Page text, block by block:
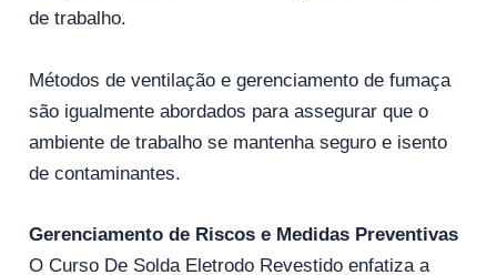
de trabalho.
Métodos de ventilação e gerenciamento de fumaça
são igualmente abordados para assegurar que o
ambiente de trabalho se mantenha seguro e isento
de contaminantes.
Gerenciamento de Riscos e Medidas Preventivas
O Curso De Solda Eletrodo Revestido enfatiza a